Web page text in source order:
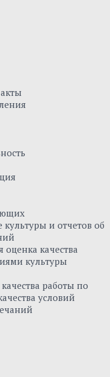
и отчетов об
качества
культуры
работы по
условий